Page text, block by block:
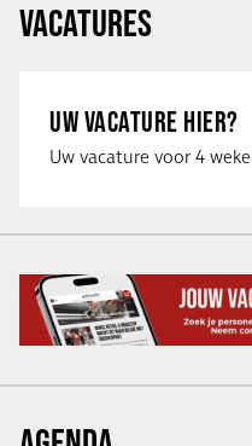
VACATURES
UW VACATURE HIER?